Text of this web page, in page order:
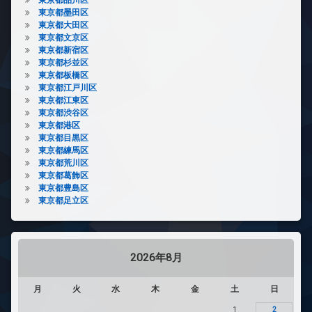
東京都墨田区
東京都大田区
東京都文京区
東京都新宿区
東京都杉並区
東京都板橋区
東京都江戸川区
東京都江東区
東京都渋谷区
東京都港区
東京都目黒区
東京都練馬区
東京都荒川区
東京都葛飾区
東京都豊島区
東京都足立区
2026年8月
月 火 水 木 金 土 日
1 2